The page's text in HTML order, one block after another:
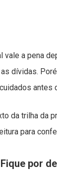
a pena
dívidas.
antes
da trilha da
para
Fique por